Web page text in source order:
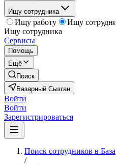
Ищу сотрудника
Ищу работу
Ищу
Ищу сотрудника
Сервисы
Помощь
Ещё
Поиск
Базарный Сызган
Войти
Войти
Зарегистрироваться
Поиск сотрудников в
/